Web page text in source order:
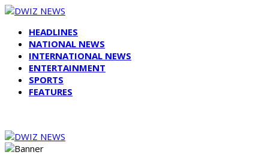
HEADLINES
NATIONAL NEWS
INTERNATIONAL NEWS
ENTERTAINMENT
SPORTS
FEATURES